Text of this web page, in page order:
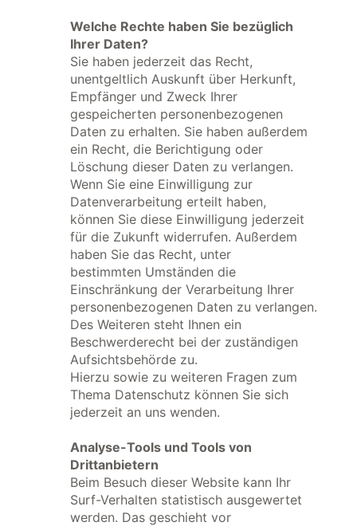
Welche Rechte haben Sie bezüglich
Ihrer Daten?
Sie haben jederzeit das Recht,
unentgeltlich Auskunft über Herkunft,
Empfänger und Zweck Ihrer
gespeicherten personenbezogenen
Daten zu erhalten. Sie haben außerdem
ein Recht, die Berichtigung oder
Löschung dieser Daten zu verlangen.
Wenn Sie eine Einwilligung zur
Datenverarbeitung erteilt haben,
können Sie diese Einwilligung jederzeit
für die Zukunft widerrufen. Außerdem
haben Sie das Recht, unter
bestimmten Umständen die
Einschränkung der Verarbeitung Ihrer
personenbezogenen Daten zu verlangen.
Des Weiteren steht Ihnen ein
Beschwerderecht bei der zuständigen
Aufsichtsbehörde zu.
Hierzu sowie zu weiteren Fragen zum
Thema Datenschutz können Sie sich
jederzeit an uns wenden.
Analyse-Tools und Tools von
Drittanbietern
Beim Besuch dieser Website kann Ihr
Surf-Verhalten statistisch ausgewertet
werden. Das geschieht vor